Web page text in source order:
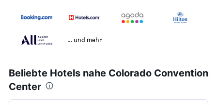
… und mehr
Beliebte Hotels nahe Colorado Convention
Center